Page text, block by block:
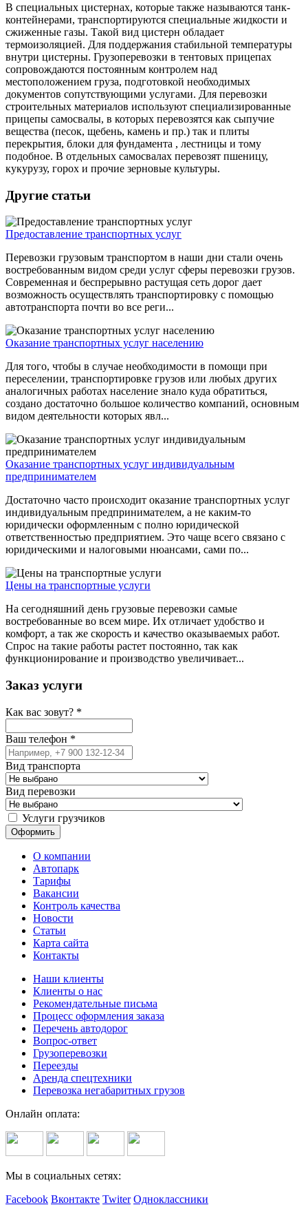
В специальных цистернах, которые также называются танк-
контейнерами, транспортируются специальные жидкости и
сжиженные газы. Такой вид цистерн обладает
термоизоляцией. Для поддержания стабильной температуры
внутри цистерны. Грузоперевозки в тентовых прицепах
сопровождаются постоянным контролем над
местоположением груза, подготовкой необходимых
документов сопутствующими услугами. Для перевозки
строительных материалов используют специализированные
прицепы самосвалы, в которых перевозятся как сыпучие
вещества (песок, щебень, камень и пр.) так и плиты
перекрытия, блоки для фундамента , лестницы и тому
подобное. В отдельных самосвалах перевозят пшеницу,
кукурузу, горох и прочие зерновые культуры.
Другие статьи
Предоставление транспортных услуг
Перевозки грузовым транспортом в наши дни стали очень
востребованным видом среди услуг сферы перевозки грузов.
Современная и беспрерывно растущая сеть дорог дает
возможность осуществлять транспортировку с помощью
автотранспорта почти во все реги...
Оказание транспортных услуг населению
Для того, чтобы в случае необходимости в помощи при
переселении, транспортировке грузов или любых других
аналогичных работах население знало куда обратиться,
создано достаточно большое количество компаний, основным
видом деятельности которых явл...
Оказание транспортных услуг индивидуальным
предпринимателем
Достаточно часто происходит оказание транспортных услуг
индивидуальным предпринимателем, а не каким-то
юридически оформленным с полно юридической
ответственностью предприятием. Это чаще всего связано с
юридическими и налоговыми нюансами, сами по...
Цены на транспортные услуги
На сегодняшний день грузовые перевозки самые
востребованные во всем мире. Их отличает удобство и
комфорт, а так же скорость и качество оказываемых работ.
Спрос на такие работы растет постоянно, так как
функционирование и производство увеличивает...
Заказ услуги
Как вас зовут? *
Ваш телефон *
Вид транспорта
Вид перевозки
Услуги грузчиков
О компании
Автопарк
Тарифы
Вакансии
Контроль качества
Новости
Статьи
Карта сайта
Контакты
Наши клиенты
Клиенты о нас
Рекомендательные письма
Процесс оформления заказа
Перечень автодорог
Вопрос-ответ
Грузоперевозки
Переезды
Аренда спецтехники
Перевозка негабаритных грузов
Онлайн оплата:
Мы в социальных сетях:
Facebook Вконтакте Twiter Одноклассники